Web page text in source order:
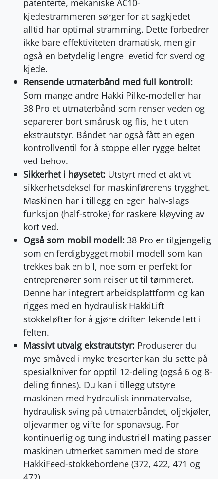
patenterte, mekaniske AC10-
kjedestrammeren sørger for at sagkjedet
alltid har optimal stramming. Dette forbedrer
ikke bare effektiviteten dramatisk, men gir
også en betydelig lengre levetid for sverd og
kjede.
Rensende utmaterbånd med full kontroll:
Som mange andre Hakki Pilke-modeller har
38 Pro et utmaterbånd som renser veden og
separerer bort smårusk og flis, helt uten
ekstrautstyr. Båndet har også fått en egen
kontrollventil for å stoppe eller rygge beltet
ved behov.
Sikkerhet i høysetet: Utstyrt med et aktivt
sikkerhetsdeksel for maskinførerens trygghet.
Maskinen har i tillegg en egen halv-slags
funksjon (half-stroke) for raskere kløyving av
kort ved.
Også som mobil modell: 38 Pro er tilgjengelig
som en ferdigbygget mobil modell som kan
trekkes bak en bil, noe som er perfekt for
entreprenører som reiser ut til tømmeret.
Denne har integrert arbeidsplattform og kan
rigges med en hydraulisk HakkiLift
stokkeløfter for å gjøre driften lekende lett i
felten.
Massivt utvalg ekstrautstyr: Produserer du
mye småved i myke tresorter kan du sette på
spesialkniver for opptil 12-deling (også 6 og 8-
deling finnes). Du kan i tillegg utstyre
maskinen med hydraulisk innmatervalse,
hydraulisk sving på utmaterbåndet, oljekjøler,
oljevarmer og vifte for sponavsug. For
kontinuerlig og tung industriell mating passer
maskinen utmerket sammen med de store
HakkiFeed-stokkebordene (372, 422, 471 og